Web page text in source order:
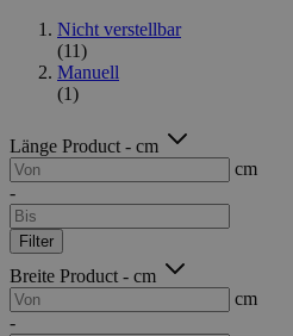
Nicht verstellbar
(11)
Manuell
(1)
Länge Product - cm
cm
-
Filter
Breite Product - cm
cm
-